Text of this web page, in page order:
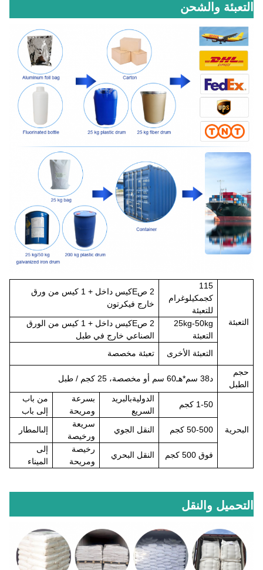
التعبئة والشحن
التعبئة
115
كجمكيلوغرام
للتعبئة
2 ص E
كيس داخل + 1 كيس من ورق
خارج فيكرتون
25kg-50kg
التعبئة
2 ص E
كيس داخل + 1 كيس من الورق
الصناعي خارج في طبل
التعبئة الأخرى
تعبئة مخصصة
حجم
الطبل
38 سم* هـ60 سم أو مخصصة، 25 كجم / طبل
البحرية
1-50 كجم
الدوليةبالبريد
السريع
بسرعة
ومريحة
من باب
إلى باب
50-500 كجم
النقل الجوي
سريعة
ورخيصة
إلىالمطار
فوق 500 كجم النقل البحري
رخيصة
ومريحة
إلى
الميناء
التحميل والنقل